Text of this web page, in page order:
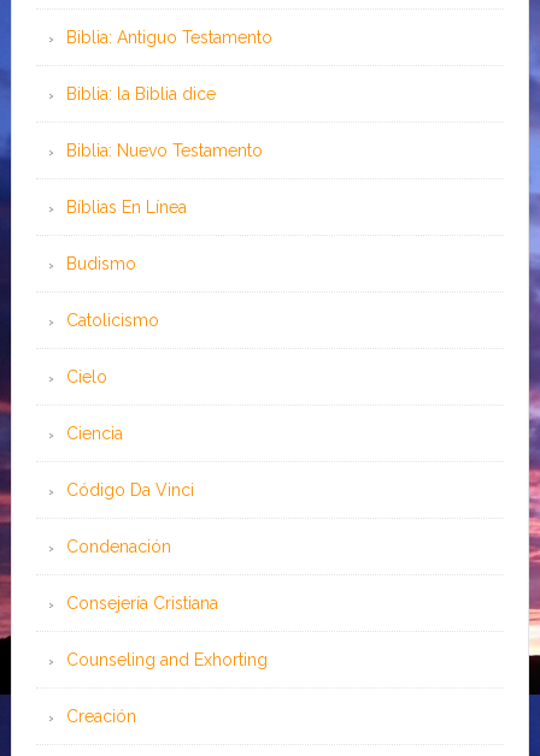
Biblia: Antiguo Testamento
Biblia: la Biblia dice
Biblia: Nuevo Testamento
Bíblias En Línea
Budismo
Catolicismo
Cielo
Ciencia
Código Da Vinci
Condenación
Consejería Cristiana
Counseling and Exhorting
Creación